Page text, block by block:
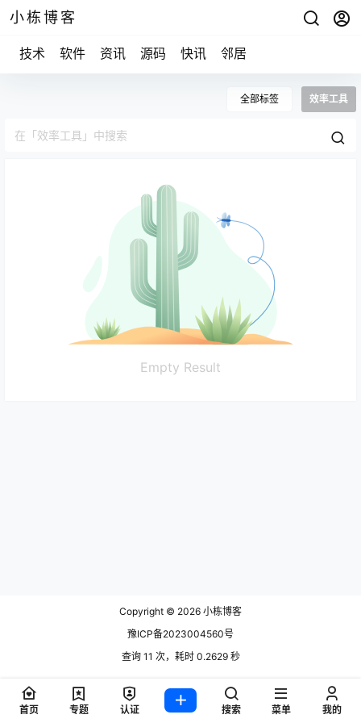
小栋博客
技术 软件 资讯 源码 快讯 邻居
全部标签 效率工具
Empty Result
Copyright © 2026 小栋博客
豫ICP备2023004560号
查询 11 次，耗时 0.2629 秒
首页 专题 认证 搜索 菜单 我的